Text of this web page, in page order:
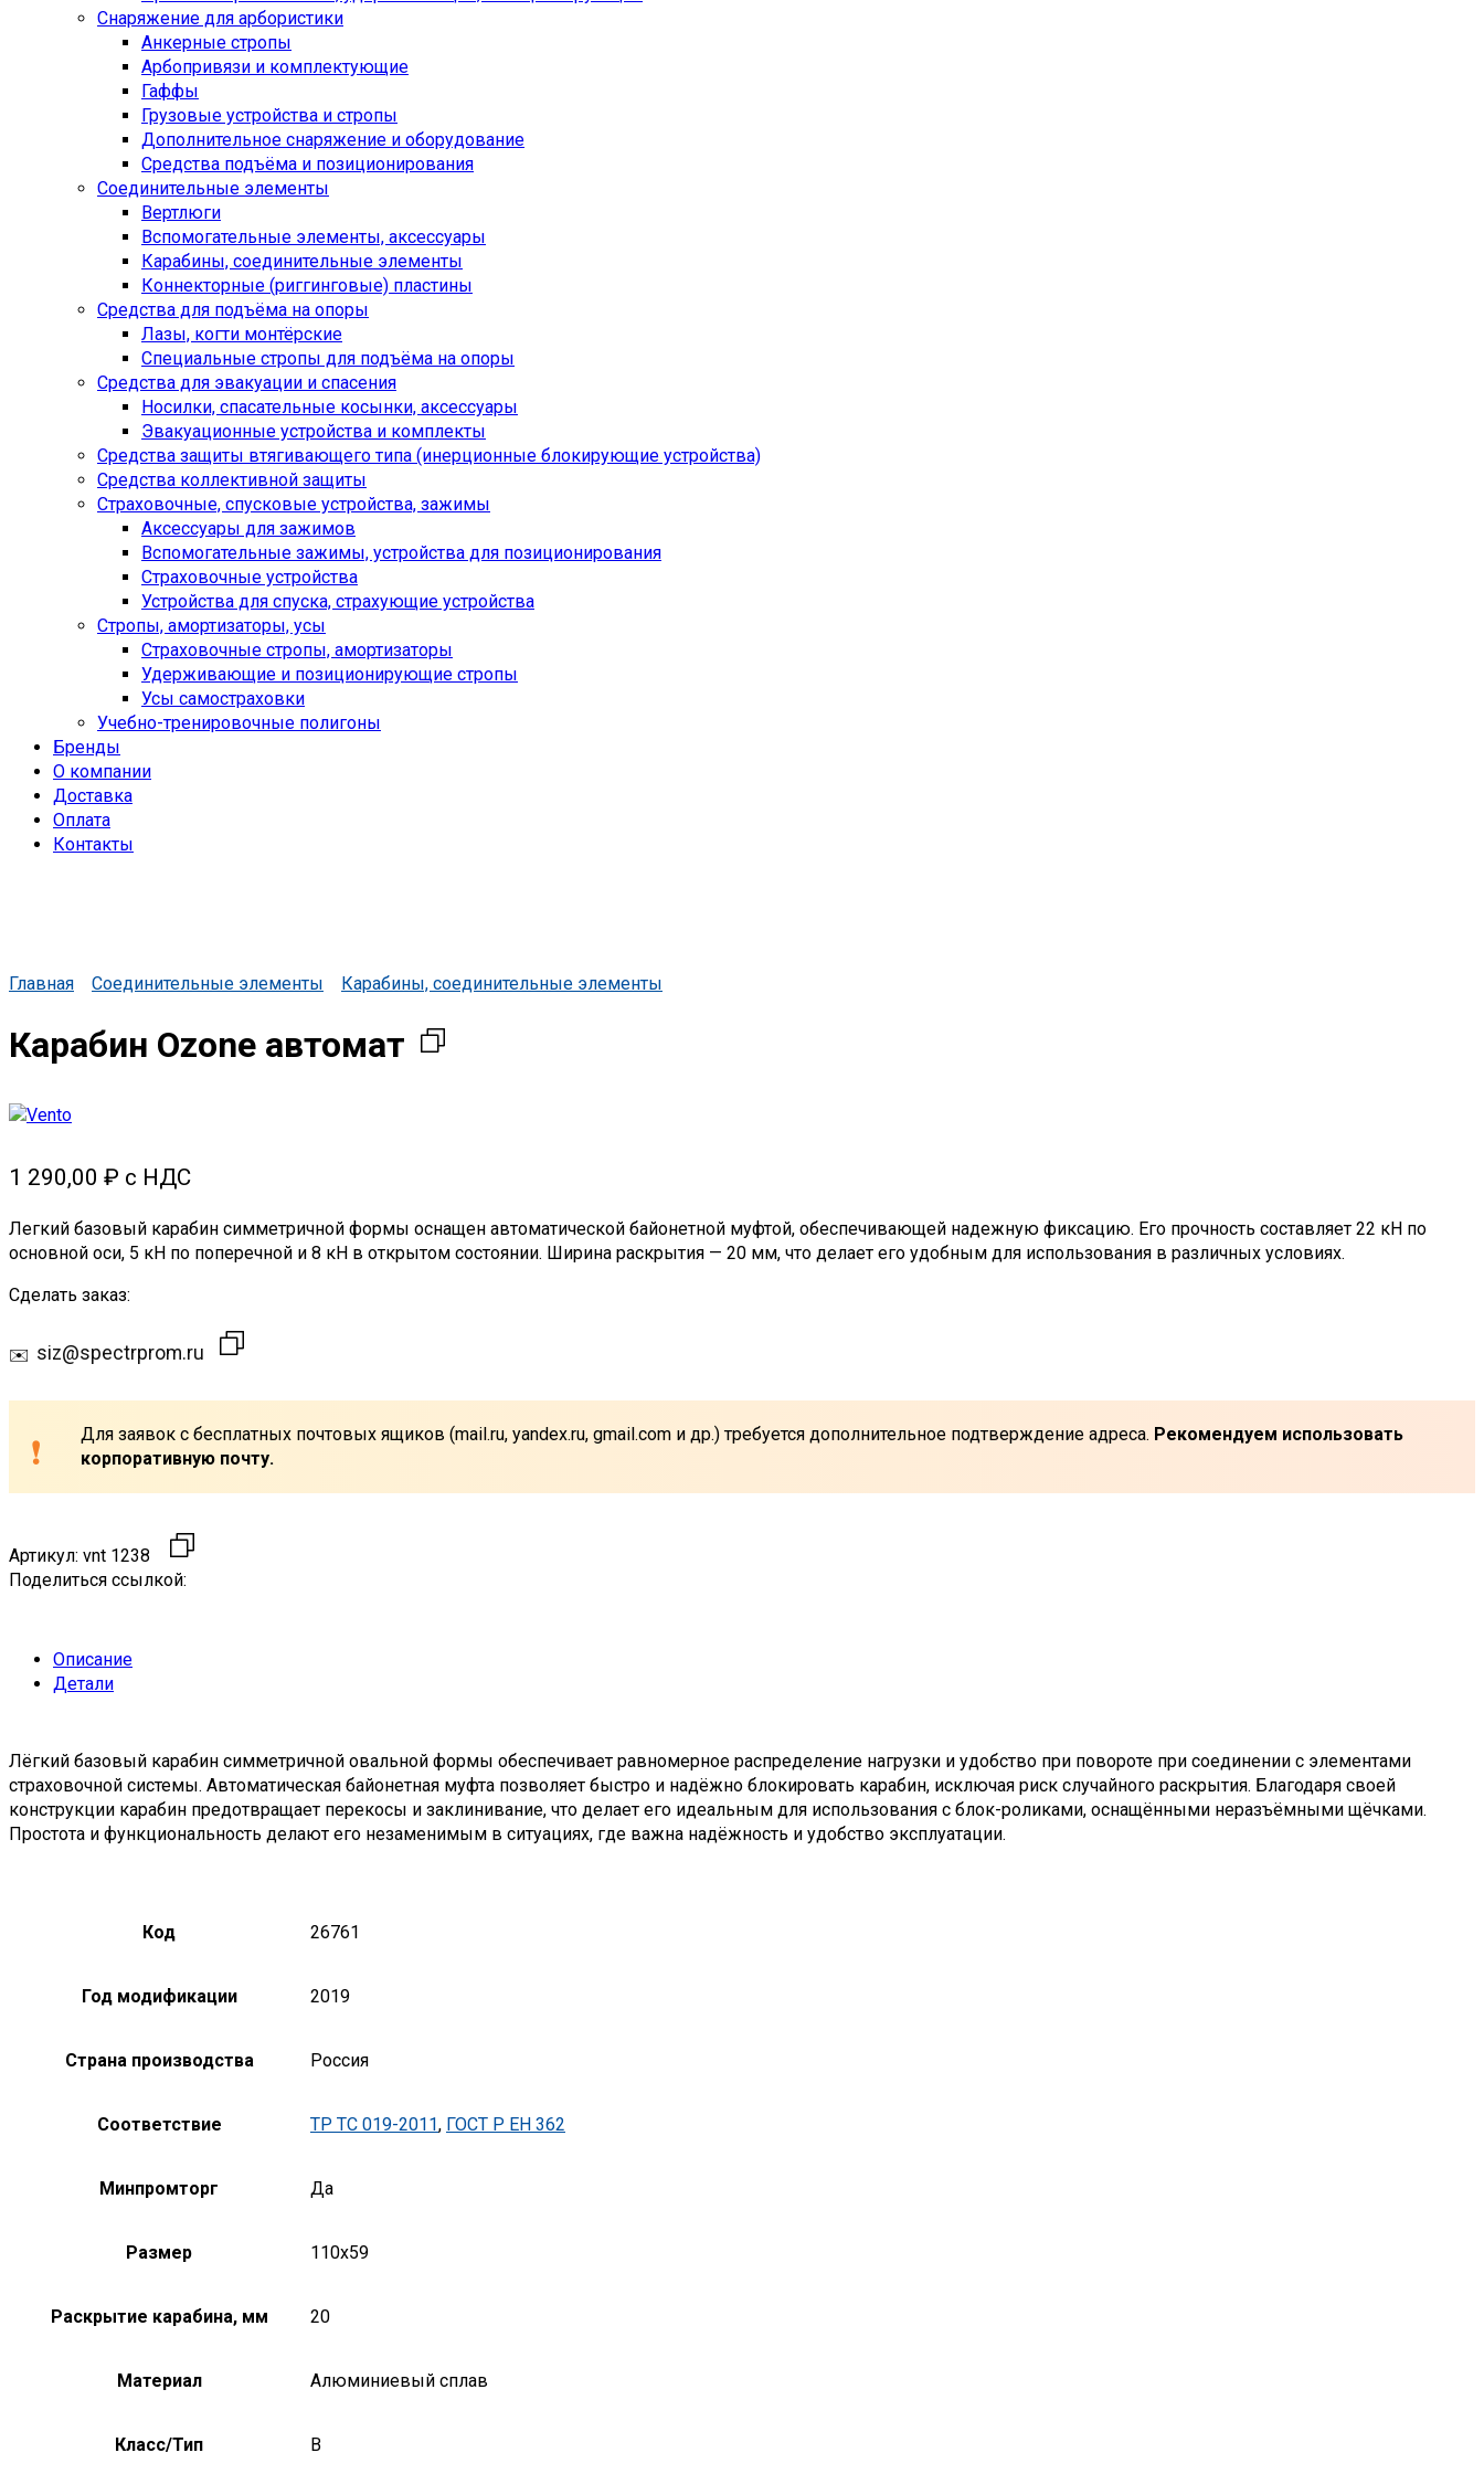
Снаряжение для арбористики
Анкерные стропы
Арбопривязи и комплектующие
Гаффы
Грузовые устройства и стропы
Дополнительное снаряжение и оборудование
Средства подъёма и позиционирования
Соединительные элементы
Вертлюги
Вспомогательные элементы, аксессуары
Карабины, соединительные элементы
Коннекторные (риггинговые) пластины
Средства для подъёма на опоры
Лазы, когти монтёрские
Специальные стропы для подъёма на опоры
Средства для эвакуации и спасения
Носилки, спасательные косынки, аксессуары
Эвакуационные устройства и комплекты
Средства защиты втягивающего типа (инерционные блокирующие устройства)
Средства коллективной защиты
Страховочные, спусковые устройства, зажимы
Аксессуары для зажимов
Вспомогательные зажимы, устройства для позиционирования
Страховочные устройства
Устройства для спуска, cтрахующие устройства
Стропы, амортизаторы, усы
Страховочные стропы, амортизаторы
Удерживающие и позиционирующие стропы
Усы самостраховки
Учебно-тренировочные полигоны
Бренды
О компании
Доставка
Оплата
Контакты
Главная Соединительные элементы Карабины, соединительные элементы
Карабин Ozone автомат
1 290,00 ₽
Легкий базовый карабин симметричной формы оснащен автоматической байонетной муфтой, обеспечивающей надежную фиксацию. Его прочность составляет 22 кН по
основной оси, 5 кН по поперечной и 8 кН в открытом состоянии. Ширина раскрытия — 20 мм, что делает его удобным для использования в различных условиях.
Сделать заказ:
siz@spectrprom.ru
Для заявок с бесплатных почтовых ящиков (mail.ru, yandex.ru, gmail.com и др.) требуется дополнительное подтверждение адреса. Рекомендуем использовать
корпоративную почту.
Артикул: vnt 1238
Поделиться ссылкой:
Описание
Детали
Лёгкий базовый карабин симметричной овальной формы обеспечивает равномерное распределение нагрузки и удобство при повороте при соединении с элементами
страховочной системы. Автоматическая байонетная муфта позволяет быстро и надёжно блокировать карабин, исключая риск случайного раскрытия. Благодаря своей
конструкции карабин предотвращает перекосы и заклинивание, что делает его идеальным для использования с блок-роликами, оснащёнными неразъёмными щёчками.
Простота и функциональность делают его незаменимым в ситуациях, где важна надёжность и удобство эксплуатации.
Код 26761
Год модификации 2019
Страна производства Россия
Соответствие ТР ТС 019-2011, ГОСТ Р ЕН 362
Минпромторг Да
Размер 110х59
Раскрытие карабина, мм 20
Материал Алюминиевый сплав
Класс/Тип B